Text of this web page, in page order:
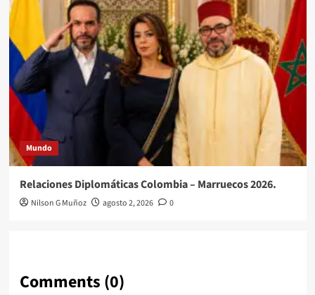
Mundo
Relaciones Diplomáticas Colombia – Marruecos 2026.
Nilson G Muñoz agosto 2, 2026 0
Comments (0)